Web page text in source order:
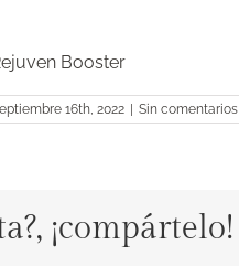
Booster
16th, 2022 Sin comentarios
¡compártelo!